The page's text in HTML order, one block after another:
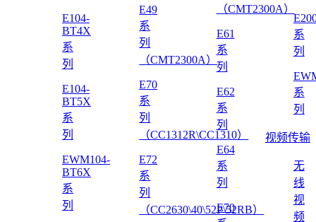
E104-
BT4X
系
列
E104-
BT5X
系
列
EWM104-
BT6X
系
列
E49
系
列
（CMT2300A）
E70
系
列
（CC1312R\CC1310）
E72
系
列
（CC2630\40\52P\52RB）
（CMT2300A）
E61
系
列
E62
系
列
E64
系
列
E70
系
列
系
列
视频传输
无
线
视
频